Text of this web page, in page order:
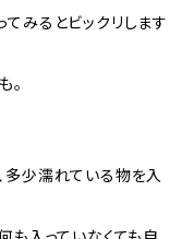
みるとビックリします
。
多少濡れている物を入